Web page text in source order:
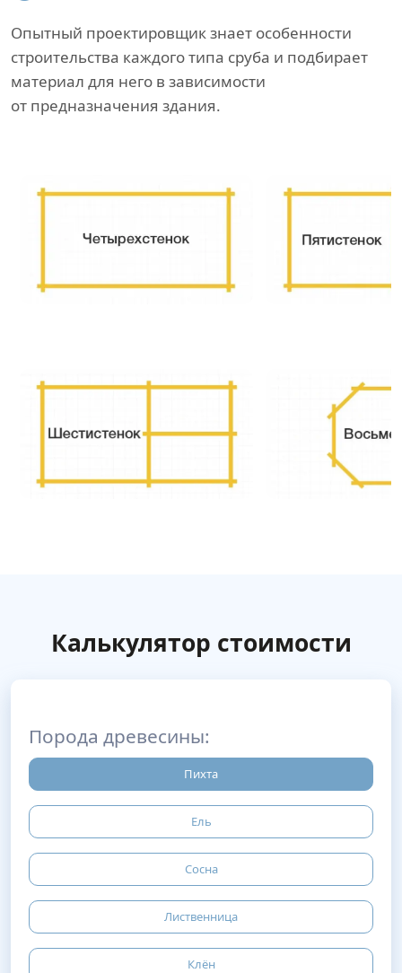
Опытный проектировщик знает особенности
строительства каждого типа сруба и подбирает
материал для него в зависимости
от предназначения здания.
Калькулятор стоимости
Порода древесины:
Пихта
Ель
Сосна
Лиственница
Клён